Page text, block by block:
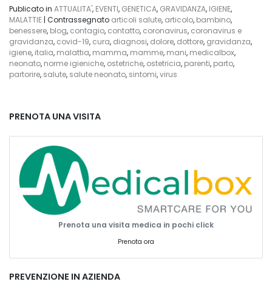
Publicato in ATTUALITA', EVENTI, GENETICA, GRAVIDANZA, IGIENE,
MALATTIE | Contrassegnato articoli salute, articolo, bambino,
benessere, blog, contagio, contatto, coronavirus, coronavirus e
gravidanza, covid-19, cura, diagnosi, dolore, dottore, gravidanza,
igiene, italia, malattia, mamma, mamme, mani, medicalbox,
neonato, norme igieniche, ostetriche, ostetricia, parenti, parto,
partorire, salute, salute neonato, sintomi,virus
PRENOTA UNA VISITA
Prenota una visita medica in pochi click
Prenota ora
PREVENZIONE IN AZIENDA